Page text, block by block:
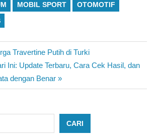
MOBIL SPORT OTOMOTIF
Travertine Putih di Turki
Ini: Update Terbaru, Cara Cek Hasil, dan
dengan Benar
CARI